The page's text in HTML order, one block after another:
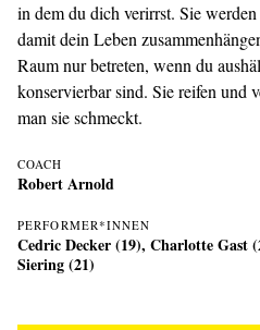
in dem du dich verirrst. Sie
damit dein Leben
Raum nur betreten, wenn du
konservierbar sind. Sie reifen und
man sie schmeckt.
COACH
Robert Arnold
PERFORMER*INNEN
Cedric Decker (19), Charlotte Gast
Siering (21)